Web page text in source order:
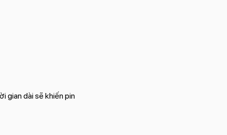
gian dài sẽ khiến pin